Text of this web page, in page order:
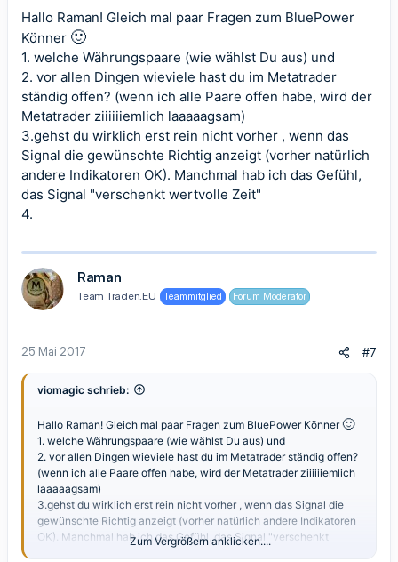
Hallo Raman! Gleich mal paar Fragen zum BluePower
Könner 🙂
1. welche Währungspaare (wie wählst Du aus) und
2. vor allen Dingen wieviele hast du im Metatrader
ständig offen? (wenn ich alle Paare offen habe, wird der
Metatrader ziiiiiiemlich laaaaagsam)
3.gehst du wirklich erst rein nicht vorher , wenn das
Signal die gewünschte Richtig anzeigt (vorher natürlich
andere Indikatoren OK). Manchmal hab ich das Gefühl,
das Signal "verschenkt wertvolle Zeit"
4.
Raman
Team Traden.EU Teammitglied Forum Moderator
25 Mai 2017 #7
viomagic schrieb:
Hallo Raman! Gleich mal paar Fragen zum BluePower Könner🙂
1. welche Währungspaare (wie wählst Du aus) und
2. vor allen Dingen wieviele hast du im Metatrader ständig offen?
(wenn ich alle Paare offen habe, wird der Metatrader ziiiiiiemlich
laaaaagsam)
3.gehst du wirklich erst rein nicht vorher , wenn das Signal die
gewünschte Richtig anzeigt (vorher natürlich andere Indikatoren
OK). Manchmal hab ich das Gefühl, das Signal "verschenkt
Zum Vergrößern anklicken....